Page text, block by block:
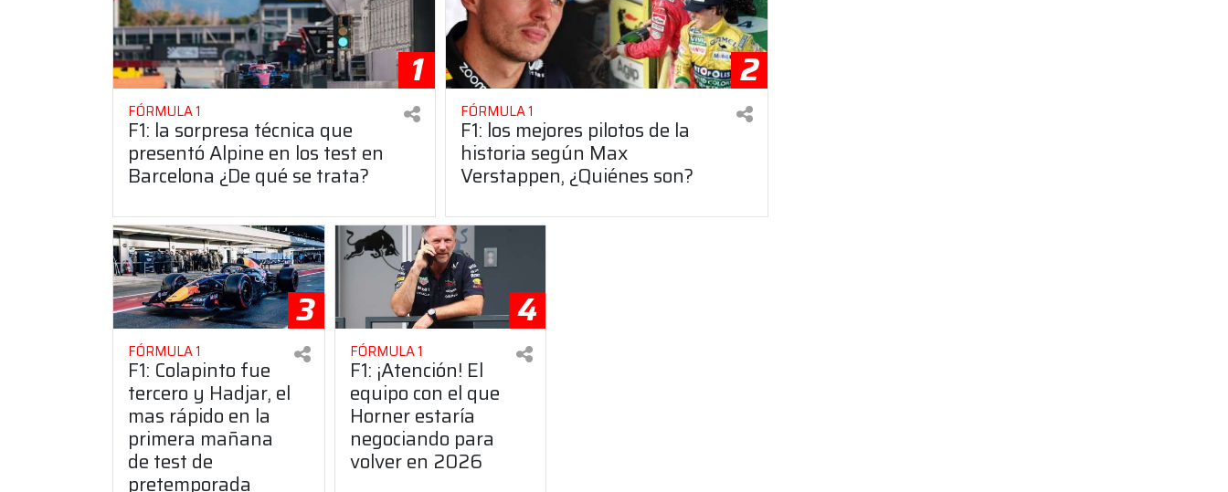
1
FÓRMULA 1
F1: la sorpresa técnica que
presentó Alpine en los test en
Barcelona ¿De qué se trata?
2
FÓRMULA 1
F1: los mejores pilotos de la
historia según Max
Verstappen, ¿Quiénes son?
3
FÓRMULA 1
F1: Colapinto fue
tercero y Hadjar, el
mas rápido en la
primera mañana
de test de
pretemporada
4
FÓRMULA 1
F1: ¡Atención! El
equipo con el que
Horner estaría
negociando para
volver en 2026